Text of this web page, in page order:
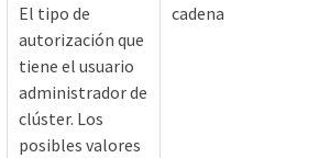
El tipo de
autorización que
tiene el usuario
administrador de
clúster. Los
posibles valores
cadena